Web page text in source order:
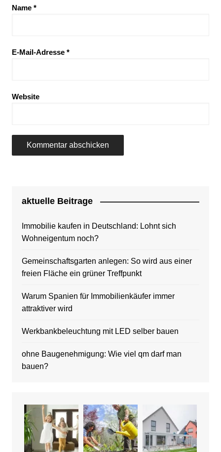
Name *
E-Mail-Adresse *
Website
aktuelle Beitrage
Immobilie kaufen in Deutschland: Lohnt sich
Wohneigentum noch?
Gemeinschaftsgarten anlegen: So wird aus einer
freien Fläche ein grüner Treffpunkt
Warum Spanien für Immobilienkäufer immer
attraktiver wird
Werkbankbeleuchtung mit LED selber bauen
ohne Baugenehmigung: Wie viel qm darf man
bauen?